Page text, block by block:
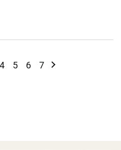
Page
4 Page
5 Page
6 Page
7 Page
Suivant